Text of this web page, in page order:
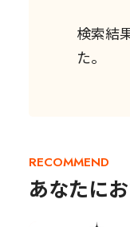
検索結
た。
RECOMMEND
あなたに